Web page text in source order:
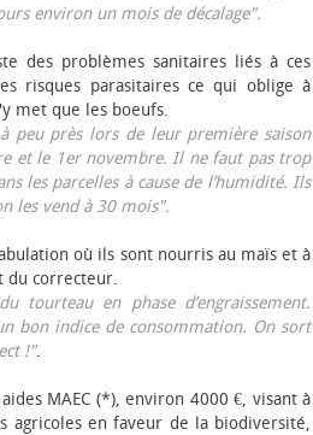
environ un mois de décalage".
des problèmes sanitaires liés à ces
risques parasitaires ce qui oblige à
met que les bœufs.
peu près lors de leur première saison
et le 1er novembre. Il ne faut pas trop
les parcelles à cause de l’humidité. Ils
les vend à 30 mois".
où ils sont nourris au maïs et à
du correcteur.
en phase d’engraissement.
bon indice de consommation. On sort
!".
MAEC (*), environ 4000 €, visant à
agricoles en faveur de la biodiversité,